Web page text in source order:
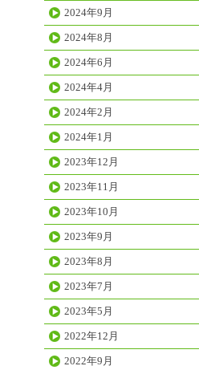
2024年9月
2024年8月
2024年6月
2024年4月
2024年2月
2024年1月
2023年12月
2023年11月
2023年10月
2023年9月
2023年8月
2023年7月
2023年5月
2022年12月
2022年9月